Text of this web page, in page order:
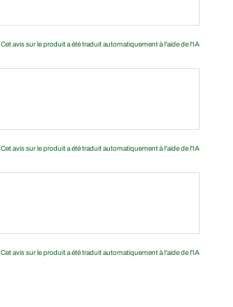
Cet avis sur le produit a été traduit automatiquement à l'aide de l'IA
Cet avis sur le produit a été traduit automatiquement à l'aide de l'IA
Cet avis sur le produit a été traduit automatiquement à l'aide de l'IA